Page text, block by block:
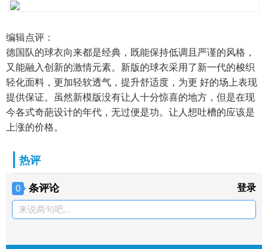
编辑点评：
德国队的球衣向来都是经典，既能保持低调且严谨的风格，
又能融入创新的激情元素。新版的球衣采用了新一代的梭织
轻化面料，更加轻软透气，提升舒适度，为更 好的场上表现
提供保证。虽然新模版没有让人十分惊喜的地方，但是在现
今各式奇葩设计的年代，无过便是功。让人想吐槽的应该是
上涨的价格。
热评
0 条评论 登录
来说两句吧...